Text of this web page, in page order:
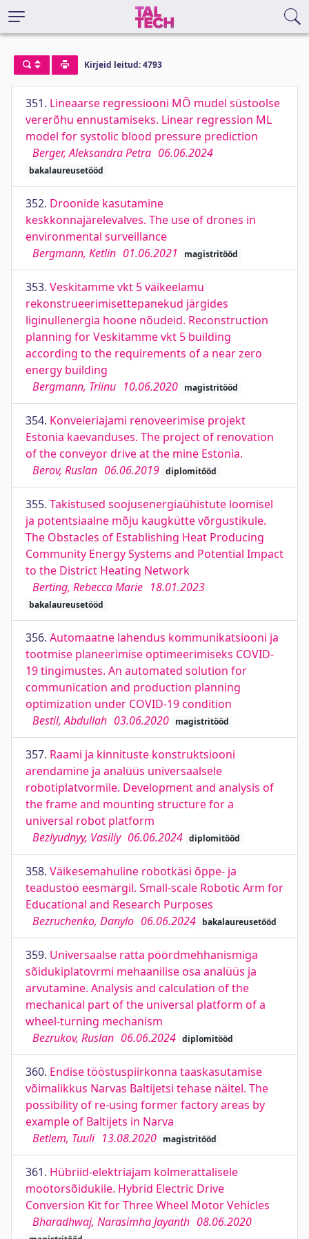
Kirjeid leitud: 4793
351. Lineaarse regressiooni MÕ mudel süstoolse
vererõhu ennustamiseks. Linear regression ML
model for systolic blood pressure prediction
Berger, Aleksandra Petra 06.06.2024
bakalaureusetööd
352. Droonide kasutamine
keskkonnajärelevalves. The use of drones in
environmental surveillance
Bergmann, Ketlin 01.06.2021 magistritööd
353. Veskitamme vkt 5 väikeelamu
rekonstrueerimisettepanekud järgides
liginullenergia hoone nõudeid. Reconstruction
planning for Veskitamme vkt 5 building
according to the requirements of a near zero
energy building
Bergmann, Triinu 10.06.2020 magistritööd
354. Konveieriajami renoveerimise projekt
Estonia kaevanduses. The project of renovation
of the conveyor drive at the mine Estonia.
Berov, Ruslan 06.06.2019 diplomitööd
355. Takistused soojusenergiaühistute loomisel
ja potentsiaalne mõju kaugkütte võrgustikule.
The Obstacles of Establishing Heat Producing
Community Energy Systems and Potential Impact
to the District Heating Network
Berting, Rebecca Marie 18.01.2023
bakalaureusetööd
356. Automaatne lahendus kommunikatsiooni ja
tootmise planeerimise optimeerimiseks COVID-
19 tingimustes. An automated solution for
communication and production planning
optimization under COVID-19 condition
Bestil, Abdullah 03.06.2020 magistritööd
357. Raami ja kinnituste konstruktsiooni
arendamine ja analüüs universaalsele
robotiplatvormile. Development and analysis of
the frame and mounting structure for a
universal robot platform
Bezlyudnyy, Vasiliy 06.06.2024 diplomitööd
358. Väikesemahuline robotkäsi õppe- ja
teadustöö eesmärgil. Small-scale Robotic Arm for
Educational and Research Purposes
Bezruchenko, Danylo 06.06.2024 bakalaureusetööd
359. Universaalse ratta pöördmehhanismiga
sõidukiplatovrmi mehaanilise osa analüüs ja
arvutamine. Analysis and calculation of the
mechanical part of the universal platform of a
wheel-turning mechanism
Bezrukov, Ruslan 06.06.2024 diplomitööd
360. Endise tööstuspiirkonna taaskasutamise
võimalikkus Narvas Baltijetsi tehase näitel. The
possibility of re-using former factory areas by
example of Baltijets in Narva
Betlem, Tuuli 13.08.2020 magistritööd
361. Hübriid-elektriajam kolmerattalisele
mootorsõidukile. Hybrid Electric Drive
Conversion Kit for Three Wheel Motor Vehicles
Bharadhwaj, Narasimha Jayanth 08.06.2020